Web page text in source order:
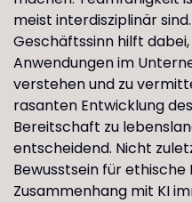
meist interdisziplinär
Geschäftssinn hilft
Anwendungen im
verstehen und zu
rasanten Entwicklung
Bereitschaft zu
entscheidend. Nicht
Bewusstsein für
Zusammenhang mit KI